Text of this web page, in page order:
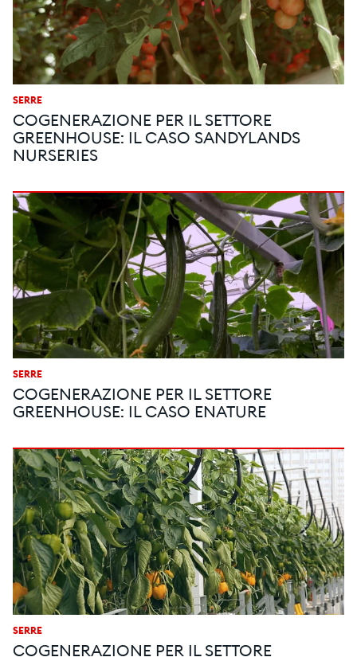
SERRE
COGENERAZIONE PER IL SETTORE
GREENHOUSE: IL CASO SANDYLANDS
NURSERIES
SERRE
COGENERAZIONE PER IL SETTORE
GREENHOUSE: IL CASO ENATURE
SERRE
COGENERAZIONE PER IL SETTORE